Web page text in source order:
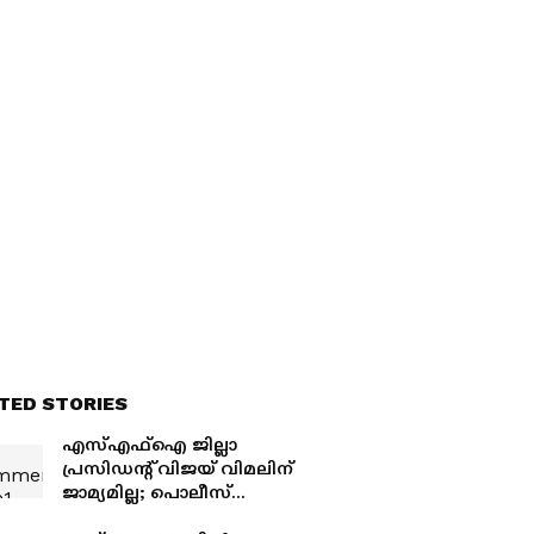
STORIES
എസ്എഫ്ഐ ജില്ലാ
പ്രസിഡൻ്റ് വിജയ് വിമലിന്
ജാമ്യമില്ല; പൊലീസ്